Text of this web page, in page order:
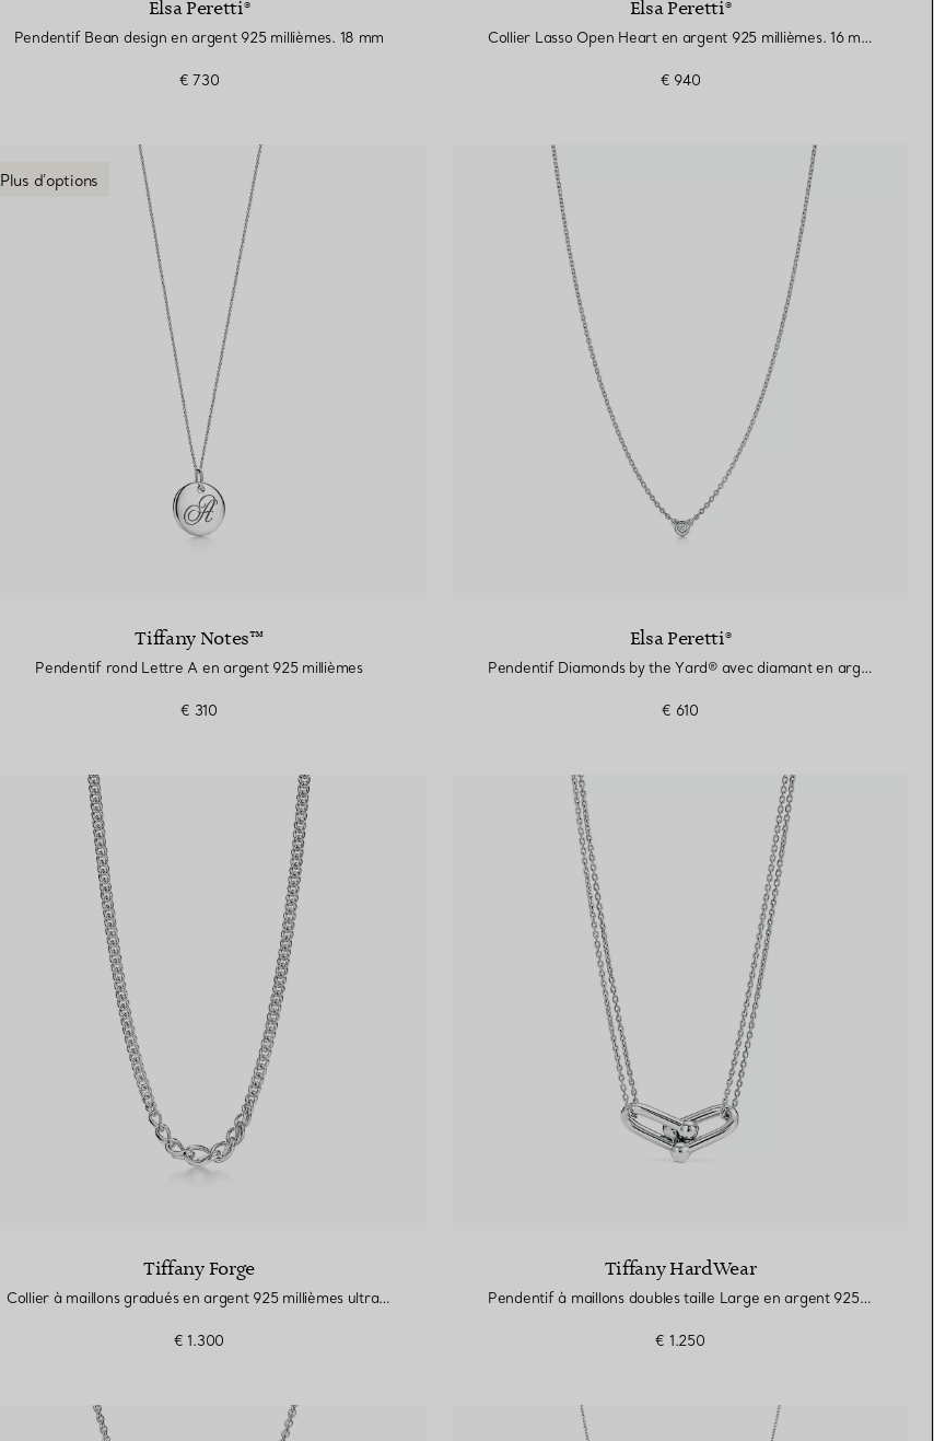
Elsa Peretti®
Pendentif Bean design en argent 925 millièmes. 18 mm
€ 730
Elsa Peretti®
Collier Lasso Open Heart en argent 925 millièmes. 16 mm.
€ 940
Plus d'options
Tiffany Notes™
Pendentif rond Lettre A en argent 925 millièmes
€ 310
Elsa Peretti®
Pendentif Diamonds by the Yard® avec diamant en argent 925 millièmes
€ 610
Tiffany Forge
Collier à maillons gradués en argent 925 millièmes ultra poli
€ 1.300
Tiffany HardWear
Pendentif à maillons doubles taille Large en argent 925 millièmes
€ 1.250